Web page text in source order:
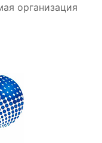
организация